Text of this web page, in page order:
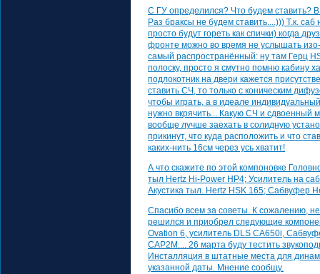
С ГУ определился? Что будем ставить?
Раз браксы не будем ставить....))) Т.к.
просто будут гореть как спички) когда
фронте можно во время не услышать
самый распространённый: ну там Герц
полоску, просто я смутно помню кабину
подлокотник на двери кажется
ставить СЧ, то только с коническим
чтобы играть, а в идеале
нужно вкрячить... Какую СЧ и сдвоенный
вообще лучше заехать в солидную
прикинут, что куда расположить и что
каких-нить 16см через усь хватит!
А что скажите по этой компоновке
тыл Hertz Hi-Power HP4; Усилитель на
Акустика тыл. Hertz HSK 165; Сабвуфер
Спасибо всем за советы. К сожалению,
решился и приобрел следующие
Ovation 6, усилитель DLS CA650i,
CAP2M.... 26 марта буду тестить
Инсталляция в штатные места для
указанной даты. Мнение сообщу.